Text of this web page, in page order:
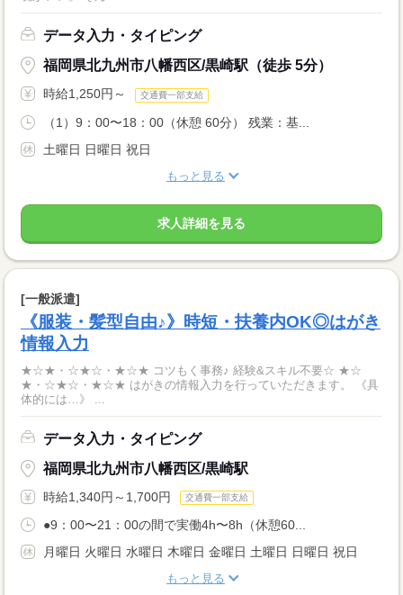
データ入力・タイピング
福岡県北九州市八幡西区/黒崎駅（徒歩 5分）
時給1,250円～ 交通費一部支給
（1）9：00〜18：00（休憩 60分） 残業：基...
土曜日 日曜日 祝日
もっと見る
求人詳細を見る
[一般派遣]
《服装・髪型自由♪》時短・扶養内OK◎はがき
情報入力
★☆★・☆★☆・★☆★ コツもく事務♪ 経験&スキル不要☆ ★☆
★・☆★☆・★☆★ はがきの情報入力を行っていただきます。 《具
体的には…》 ...
データ入力・タイピング
福岡県北九州市八幡西区/黒崎駅
時給1,340円～1,700円 交通費一部支給
●9：00〜21：00の間で実働4h〜8h（休憩60...
月曜日 火曜日 水曜日 木曜日 金曜日 土曜日 日曜日 祝日
もっと見る